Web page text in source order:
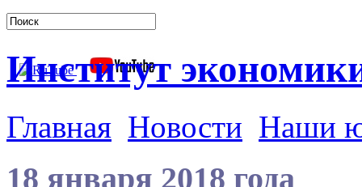
Институт
Главная Новости Наши
18 января 2018 года